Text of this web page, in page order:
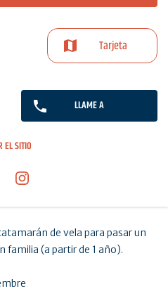
Tarjeta
LLAME A
EL SITIO
de vela para pasar un
(a partir de 1 año).